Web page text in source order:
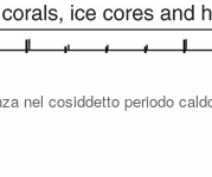
nel cosiddetto periodo